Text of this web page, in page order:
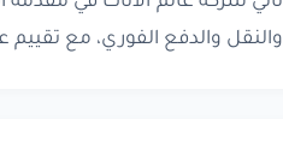
والنقل والدفع الفوري، مع